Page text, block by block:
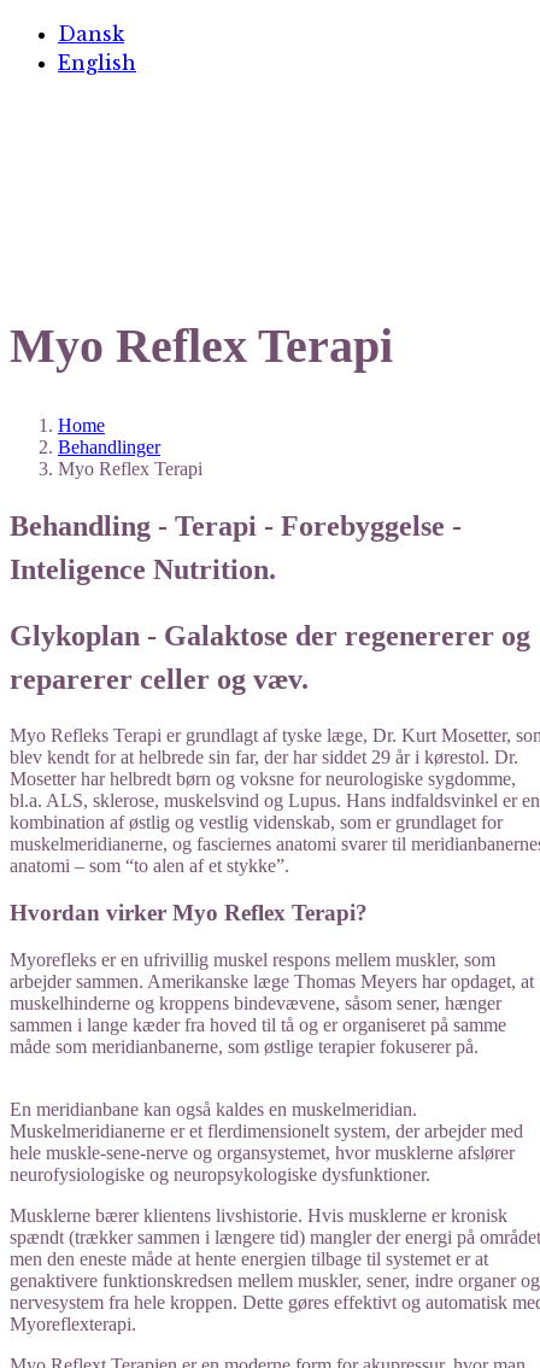
Dansk
English
Myo Reflex Terapi
Home
Behandlinger
Myo Reflex Terapi
Behandling - Terapi - Forebyggelse -
Inteligence Nutrition.
Glykoplan - Galaktose der regenererer og
reparerer celler og væv.
Myo Refleks Terapi er grundlagt af tyske læge, Dr. Kurt Mosetter,
blev kendt for at helbrede sin far, der har siddet 29 år i kørestol. Dr.
Mosetter har helbredt børn og voksne for neurologiske sygdomme,
bl.a. ALS, sklerose, muskelsvind og Lupus. Hans indfaldsvinkel er en
kombination af østlig og vestlig videnskab, som er grundlaget for
muskelmeridianerne, og fasciernes anatomi svarer til
anatomi – som “to alen af et stykke”.
Hvordan virker Myo Reflex Terapi?
Myorefleks er en ufrivillig muskel respons mellem muskler, som
arbejder sammen. Amerikanske læge Thomas Meyers har opdaget, at
muskelhinderne og kroppens bindevævene, såsom sener, hænger
sammen i lange kæder fra hoved til tå og er organiseret på samme
måde som meridianbanerne, som østlige terapier fokuserer på.
En meridianbane kan også kaldes en muskelmeridian.
Muskelmeridianerne er et flerdimensionelt system, der arbejder med
hele muskle-sene-nerve og organsystemet, hvor musklerne afslører
neurofysiologiske og neuropsykologiske dysfunktioner.
​Musklerne bærer klientens livshistorie. Hvis musklerne er kronisk
spændt (trækker sammen i længere tid) mangler der energi på
men den eneste måde at hente energien tilbage til systemet er at
genaktivere funktionskredsen mellem muskler, sener, indre organer og
nervesystem fra hele kroppen. Dette gøres effektivt og automatisk
Myoreflexterapi.